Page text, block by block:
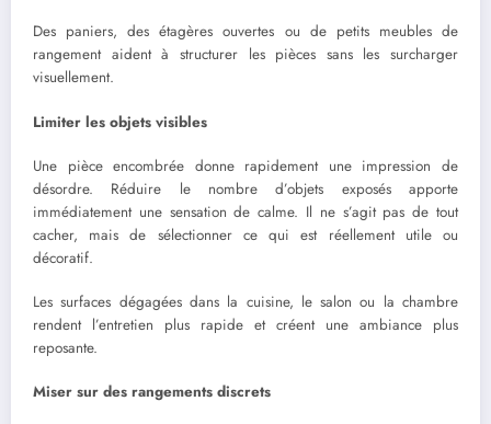
Des paniers, des étagères ouvertes ou de petits meubles de
rangement aident à structurer les pièces sans les surcharger
visuellement.
Limiter les objets visibles
Une pièce encombrée donne rapidement une impression de
désordre. Réduire le nombre d’objets exposés apporte
immédiatement une sensation de calme. Il ne s’agit pas de tout
cacher, mais de sélectionner ce qui est réellement utile ou
décoratif.
Les surfaces dégagées dans la cuisine, le salon ou la chambre
rendent l’entretien plus rapide et créent une ambiance plus
reposante.
Miser sur des rangements discrets